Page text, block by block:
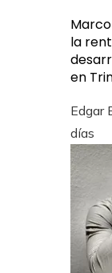
la
en
Edgar
días